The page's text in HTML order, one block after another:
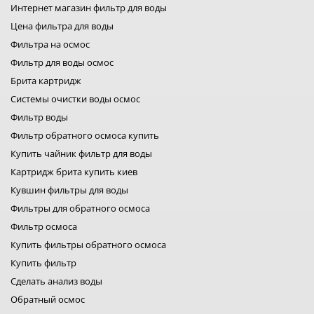
фильтр для воды барьер
фильтр наша вода
фильтра воды для дома
фильтры для воды aqualine
атлас фильтры
bluefilters картриджи
картриджи брита
фильтры для воды bwt
фильтры filter1
лидер фильтр
лидер комфорт
фильтры для воды organic
фильтры raifil
ustm картридж
гейзер фильтр для воды
фильтр роса
фильтры свод
Интернет магазин фильтр для воды
Цена фильтра для воды
Фильтра на осмос
Фильтр для воды осмос
Брита картридж
Системы очистки воды осмос
Фильтр воды
Фильтр обратного осмоса купить
Купить чайник фильтр для воды
Картридж брита купить киев
Кувшин фильтры для воды
Фильтры для обратного осмоса
Фильтр осмоса
Купить фильтры обратного осмоса
Купить фильтр
Сделать анализ воды
Обратный осмос